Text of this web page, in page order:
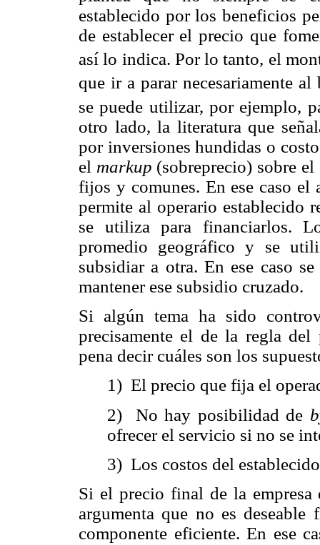
establecido por los beneficios
de establecer el precio que
así lo indica. Por lo tanto, el
que ir a parar necesariamente
se puede utilizar, por ejemplo,
otro lado, la literatura que
por inversiones hundidas o
el markup (sobreprecio) sobre
fijos y comunes. En ese caso el
permite al operario establecido
se utiliza para financiarlos.
promedio geográfico y se
subsidiar a otra. En ese caso
mantener ese subsidio cruzado.
Si algún tema ha sido
precisamente el de la regla
pena decir cuáles son los
1) El precio que fija el
2) No hay posibilidad de
ofrecer el servicio si no se
3) Los costos del
Si el precio final de la empresa
argumenta que no es
componente eficiente. En ese